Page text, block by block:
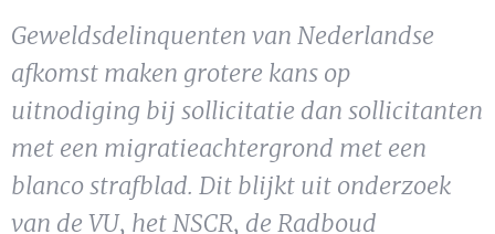
Over NSCR
Contact
Uitgelicht Show
Geweldsdelinquenten van Nederlandse
afkomst maken grotere kans op
uitnodiging bij sollicitatie dan sollicitanten
met een migratieachtergrond met een
blanco strafblad. Dit blijkt uit onderzoek
van de VU, het NSCR, de Radboud